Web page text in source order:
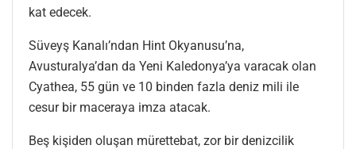
kat edecek.
Süveyş Kanalı’ndan Hint Okyanusu’na,
Avusturalya’dan da Yeni Kaledonya’ya varacak olan
Cyathea, 55 gün ve 10 binden fazla deniz mili ile
cesur bir maceraya imza atacak.
Beş kişiden oluşan mürettebat, zor bir denizcilik